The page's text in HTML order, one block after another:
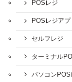
POSレジ
POSレジアプ
セルフレジ
ターミナル
パソコンPOS